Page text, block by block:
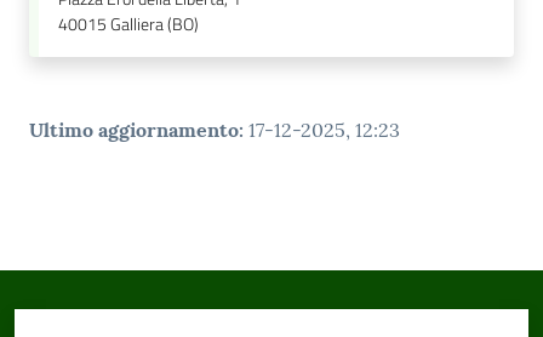
40015Galliera (BO)
Ultimo aggiornamento: 17-12-2025, 12:23